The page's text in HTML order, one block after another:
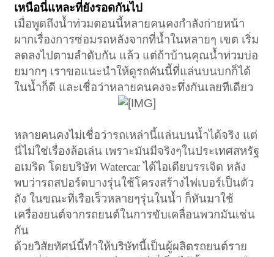
เหนือนี่แหละที่ยังรอดกันไป
เมื่อพูดถึงน้ำท่วมตอนนี้หลายคนคงกำลังก่ายหน้า
ผากเรื่องการซ่อมรถหลังจากที่น้ำในหลายๆ เขต เริ่ม
ลดลงไปตามลำดับกัน แล้ว แต่ถ้าบ้านคุณน้ำท่วมบ่อ
ยมากๆ เราขอแนะนำให้ดูรถคันนี้ที่แล่นบนบกก็ได้
ในน้ำก็ดี และเชื่อว่าหลายคนคงจะทึ่งกันเลยทีเดียว
หลายคนคงไม่เชื่อว่ารถเหล่านี้แล่นบนน้ำได้จริง แต่
นี่ไม่ใช่เรื่องล้อเล่น เพราะมันมีจริงๆในประเทศสหรัฐ
อเมริด โดยบริษัทWatercarได้ไอเดียบรรเจิด หลัง
พบว่ารถสปอร์ตบางรุ่นใช้โครงสร้างไฟเบอร์เป็นตัว
ถัง ในขณะที่เรือเร็วหลายๆรุ่นในน้ำ ก็หันมาใช้
เครื่องยนต์จากรถยนต์ในการขับเคลื่อนพวกมันเช่น
กัน
ด้วยวิสัยทัศน์นี้ทำให้บริษัทนี้เป็นผู้ผลิตรถยนต์ราย